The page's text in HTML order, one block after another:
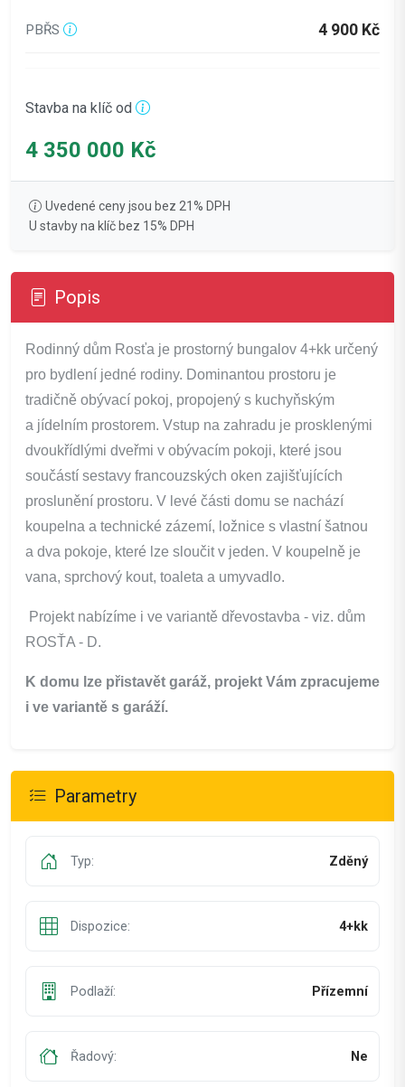
PBŘS 4 900 Kč
Stavba na klíč od
4 350 000 Kč
Uvedené ceny jsou bez 21% DPH
U stavby na klíč bez 15% DPH
Popis
Rodinný dům Rosťa je prostorný bungalov 4+kk určený
pro bydlení jedné rodiny. Dominantou prostoru je
tradičně obývací pokoj, propojený s kuchyňským
a jídelním prostorem. Vstup na zahradu je prosklenými
dvoukřídlými dveřmi v obývacím pokoji, které jsou
součástí sestavy francouzských oken zajišťujících
proslunění prostoru. V levé části domu se nachází
koupelna a technické zázemí, ložnice s vlastní šatnou
a dva pokoje, které lze sloučit v jeden. V koupelně je
vana, sprchový kout, toaleta a umyvadlo.
Projekt nabízíme i ve variantě dřevostavba - viz. dům
ROSŤA - D.
K domu lze přistavět garáž, projekt Vám zpracujeme
i ve variantě s garáží.
Parametry
Typ: Zděný
Dispozice: 4+kk
Podlaží: Přízemní
Řadový: Ne